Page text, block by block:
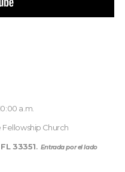
a.m.
Fellowship Church
33351. Entrada por el lado